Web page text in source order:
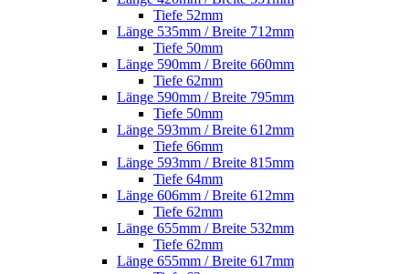
Tiefe 52mm
Länge 535mm / Breite 712mm
Tiefe 50mm
Länge 590mm / Breite 660mm
Tiefe 62mm
Länge 590mm / Breite 795mm
Tiefe 50mm
Länge 593mm / Breite 612mm
Tiefe 66mm
Länge 593mm / Breite 815mm
Tiefe 64mm
Länge 606mm / Breite 612mm
Tiefe 62mm
Länge 655mm / Breite 532mm
Tiefe 62mm
Länge 655mm / Breite 617mm